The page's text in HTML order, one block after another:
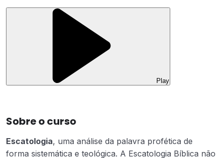
Play
Sobre o curso
Escatologia, uma análise da palavra profética de
forma sistemática e teológica. A Escatologia Bíblica não